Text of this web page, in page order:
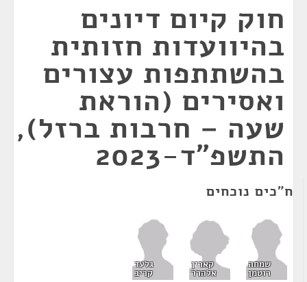
חוק קיום דיונים
בהיוועדות חזותית
בהשתתפות עצורים
ואסירים (הוראת
שעה – חרבות ברזל),
התשפ"ד-2023
ח"כים נוכחים
שמחה
רוטמן
קארין
אלהרר
גלעד
קריב